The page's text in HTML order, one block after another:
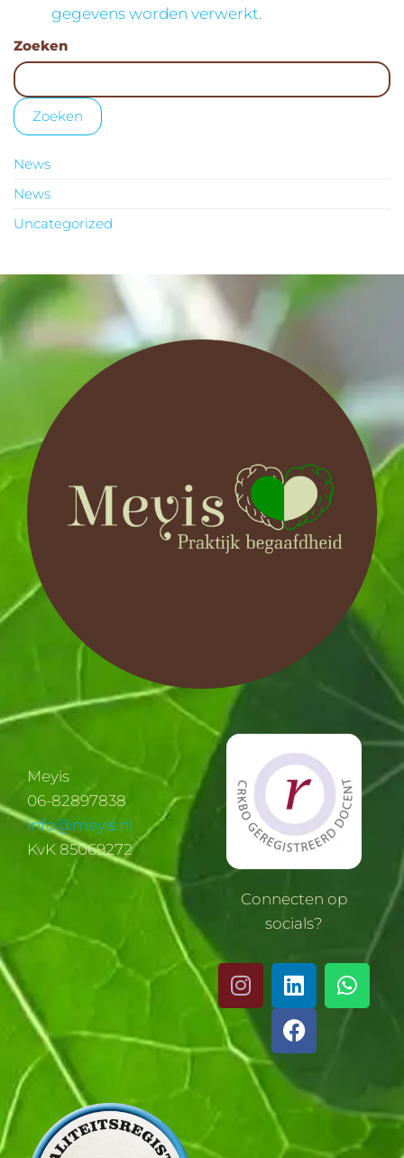
gegevens worden verwerkt.
Zoeken
Zoeken
News
News
Uncategorized
Meyis
06-82897838
info@meyis.nl
KvK 85069272
Connecten op
socials?